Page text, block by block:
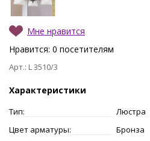
Мне нравится
Нравится: 0 посетителям
Арт.: L 3510/3
Характеристики
Тип:
Люстра
Цвет арматуры:
Бронза